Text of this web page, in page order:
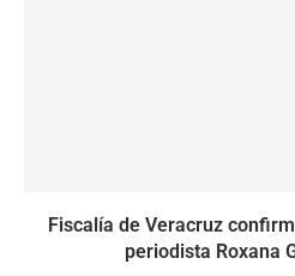
Fiscalía de Veracruz
periodista Roxana